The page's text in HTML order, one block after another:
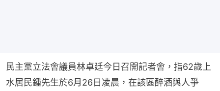
民主黨立法會議員林卓廷今日召開記者會，指62歲上
水居民鍾先生於6月26日凌晨，在該區醉酒與人爭